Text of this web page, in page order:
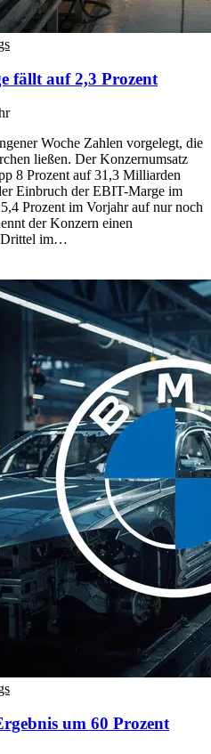
fällt auf 2,3 Prozent
Woche Zahlen vorgelegt, die
ließen. Der Konzernumsatz
8 Prozent auf 31,3 Milliarden
Einbruch der EBIT-Marge im
Prozent im Vorjahr auf nur noch
der Konzern einen
Drittel im…
um 60 Prozent